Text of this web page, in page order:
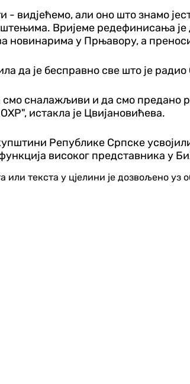
видјећемо, али оно што знамо
Вријеме редефинисања
новинарима у Прњавору, а
да је бесправно све што је
сналажљиви и да смо предано
истакла је Цвијановићева.
Републике Српске
високог представника у
или текста у цјелини је дозвољено